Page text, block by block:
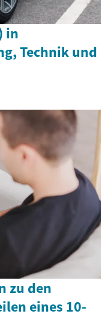
in
Technik und
zu den
eines 10-